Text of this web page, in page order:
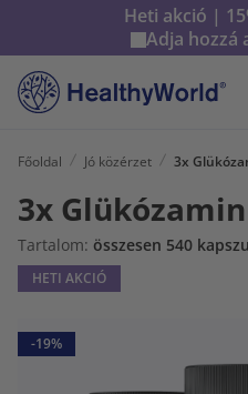
Heti akció |
Adja hozzá
Főoldal Jó közérzet 3x
3x
Tartalom: összesen 540
HETI AKCIÓ
-19%